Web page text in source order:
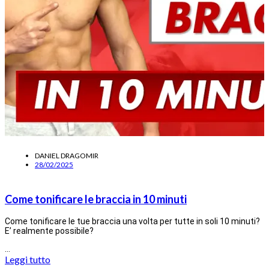
DANIEL DRAGOMIR
28/02/2025
Come tonificare le braccia in 10 minuti
Come tonificare le tue braccia una volta per tutte in soli 10 minuti?
E’ realmente possibile?
Leggi tutto